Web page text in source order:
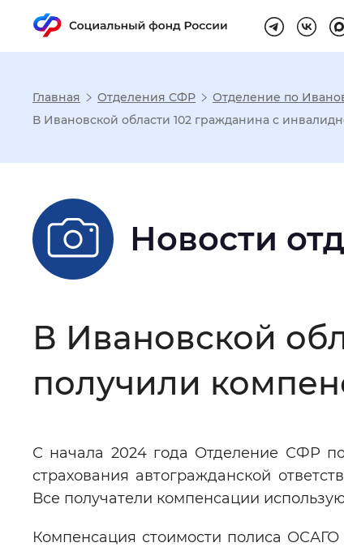
Настройка
Шрифт: Без засечек
Интервал между буквами
Цвет сайта Монохромный
Изображения Включены
Главная Отделения СФР Отделение по
В Ивановской области 102 гражданина с
Новости
В Ивановской
получили
С начала 2024 года Отделение СФР
страхования автогражданской
Все получатели компенсации
Компенсация стоимости полиса